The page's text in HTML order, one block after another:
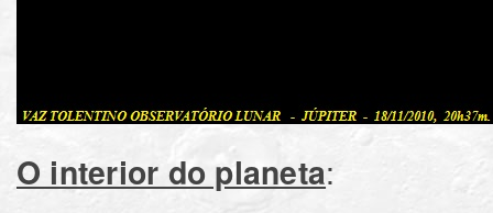
O interior do planeta: